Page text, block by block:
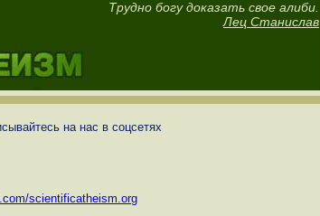
Трудно богу доказать свое алиби.
Лец Станислав
на нас в соцсетях
scientificatheism.org